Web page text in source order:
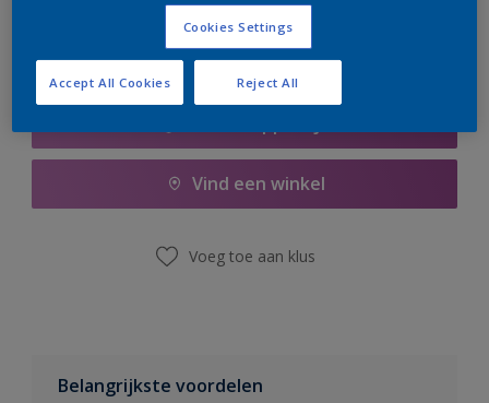
Vind een winkel
Voeg toe aan klus
Belangrijkste voordelen
Cookies Settings
Reject All
Accept All Cookies